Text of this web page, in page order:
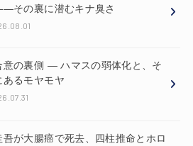
その裏に潜むキナ臭さ
意の裏側 ― ハマスの弱体化と、そ
あるモヤモヤ
吾が大腸癌で死去、四柱推命とホロ